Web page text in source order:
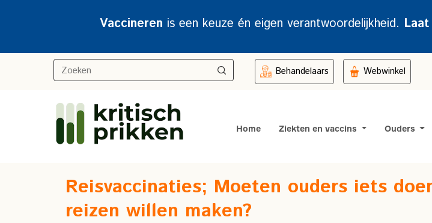
Vaccineren is een keuze én eigen verantwoordelijkheid.
Behandelaars Webwinkel
Home Ziekten en vaccins Ouders
Reisvaccinaties; Moeten ouders iets
reizen willen maken?